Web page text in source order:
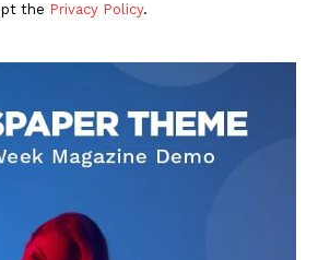
DOWNLOAD NOW
1
the Privacy Policy.